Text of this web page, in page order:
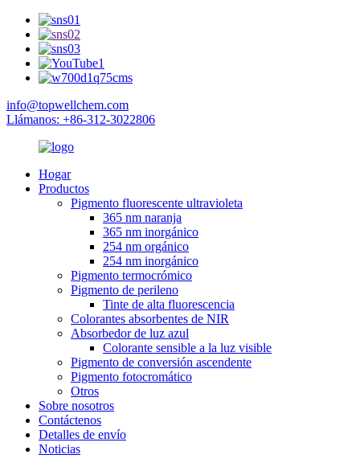
info@topwellchem.com
Llámanos: +86-312-3022806
Hogar
Productos
Pigmento fluorescente ultravioleta
365 nm naranja
365 nm inorgánico
254 nm orgánico
254 nm inorgánico
Pigmento termocrómico
Pigmento de perileno
Tinte de alta fluorescencia
Colorantes absorbentes de NIR
Absorbedor de luz azul
Colorante sensible a la luz visible
Pigmento de conversión ascendente
Pigmento fotocromático
Otros
Sobre nosotros
Contáctenos
Detalles de envío
Noticias